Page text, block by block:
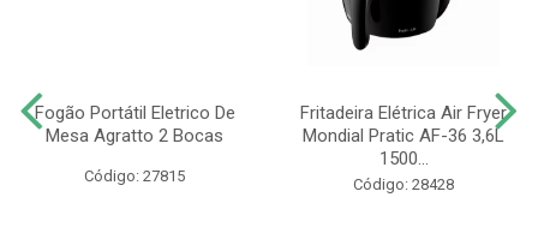
Fogão Portátil Eletrico De
Mesa Agratto 2 Bocas
Código: 27815
Fritadeira Elétrica Air Fryer
Mondial Pratic AF-36 3,6L
1500...
Código: 28428